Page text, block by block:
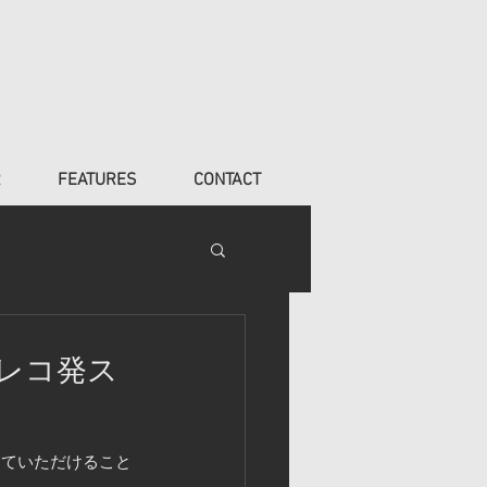
FEATURES CONTACT
コ発ス
いただけること